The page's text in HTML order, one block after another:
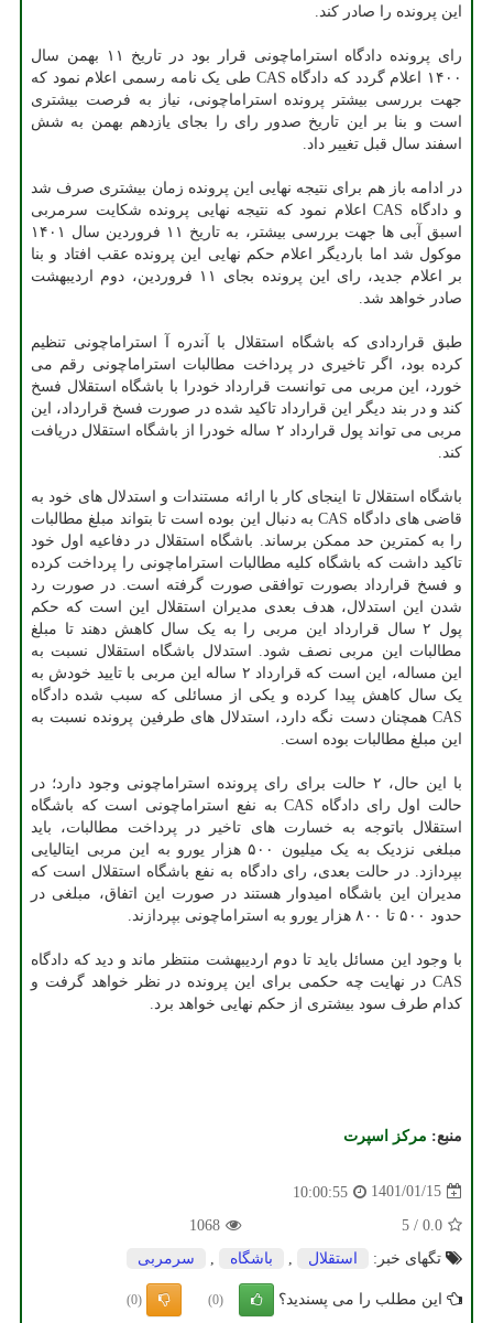
این پرونده را صادر کند.
رای پرونده دادگاه استراماچونی قرار بود در تاریخ ۱۱ بهمن سال
۱۴۰۰ اعلام گردد که دادگاه CAS طی یک نامه رسمی اعلام نمود که
جهت بررسی بیشتر پرونده استراماچونی، نیاز به فرصت بیشتری
است و بنا بر این تاریخ صدور رای را بجای یازدهم بهمن به شش
اسفند سال قبل تغییر داد.
در ادامه باز هم برای نتیجه نهایی این پرونده زمان بیشتری صرف شد
و دادگاه CAS اعلام نمود که نتیجه نهایی پرونده شکایت سرمربی
اسبق آبی ها جهت بررسی بیشتر، به تاریخ ۱۱ فروردین سال ۱۴۰۱
موکول شد اما باردیگر اعلام حکم نهایی این پرونده عقب افتاد و بنا
بر اعلام جدید، رای این پرونده بجای ۱۱ فروردین، دوم اردیبهشت
صادر خواهد شد.
طبق قراردادی که باشگاه استقلال با آندره آ استراماچونی تنظیم
کرده بود، اگر تاخیری در پرداخت مطالبات استراماچونی رقم می
خورد، این مربی می توانست قرارداد خودرا با باشگاه استقلال فسخ
کند و در بند دیگر این قرارداد تاکید شده در صورت فسخ قرارداد، این
مربی می تواند پول قرارداد ۲ ساله خودرا از باشگاه استقلال دریافت
کند.
باشگاه استقلال تا اینجای کار با ارائه مستندات و استدلال های خود به
قاضی های دادگاه CAS به دنبال این بوده است تا بتواند مبلغ مطالبات
را به کمترین حد ممکن برساند. باشگاه استقلال در دفاعیه اول خود
تاکید داشت که باشگاه کلیه مطالبات استراماچونی را پرداخت کرده
و فسخ قرارداد بصورت توافقی صورت گرفته است. در صورت رد
شدن این استدلال، هدف بعدی مدیران استقلال این است که حکم
پول ۲ سال قرارداد این مربی را به یک سال کاهش دهند تا مبلغ
مطالبات این مربی نصف شود. استدلال باشگاه استقلال نسبت به
این مساله، این است که قرارداد ۲ ساله این مربی با تایید خودش به
یک سال کاهش پیدا کرده و یکی از مسائلی که سبب شده دادگاه
CAS همچنان دست نگه دارد، استدلال های طرفین پرونده نسبت به
این مبلغ مطالبات بوده است.
با این حال، ۲ حالت برای رای پرونده استراماچونی وجود دارد؛ در
حالت اول رای دادگاه CAS به نفع استراماچونی است که باشگاه
استقلال باتوجه به خسارت های تاخیر در پرداخت مطالبات، باید
مبلغی نزدیک به یک میلیون ۵۰۰ هزار یورو به این مربی ایتالیایی
بپردازد. در حالت بعدی، رای دادگاه به نفع باشگاه استقلال است که
مدیران این باشگاه امیدوار هستند در صورت این اتفاق، مبلغی در
حدود ۵۰۰ تا ۸۰۰ هزار یورو به استراماچونی بپردازند.
با وجود این مسائل باید تا دوم اردیبهشت منتظر ماند و دید که دادگاه
CAS در نهایت چه حکمی برای این پرونده در نظر خواهد گرفت و
کدام طرف سود بیشتری از حکم نهایی خواهد برد.
منبع: مركز اسپرت
1401/01/15
10:00:55
0.0
/
5
1068
تگهای خبر:
استقلال باشگاه سرمربی
این مطلب را می پسندید؟ (0)
(0)